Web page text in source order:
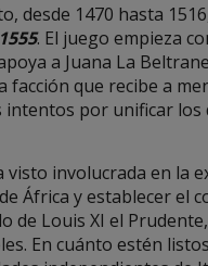
desde 1470 hasta
. El juego empieza
a Juana La
que recibe a
por unificar los
involucrada en la
África y establecer el
de Louis XI el
En cuánto estén